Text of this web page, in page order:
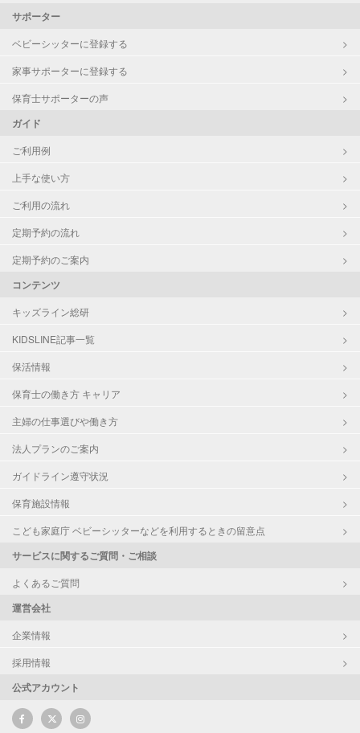
サポーター
ベビーシッターに登録する
家事サポーターに登録する
保育士サポーターの声
ガイド
ご利用例
上手な使い方
ご利用の流れ
定期予約の流れ
定期予約のご案内
コンテンツ
キッズライン総研
KIDSLINE記事一覧
保活情報
保育士の働き方 キャリア
主婦の仕事選びや働き方
法人プランのご案内
ガイドライン遵守状況
保育施設情報
こども家庭庁 ベビーシッターなどを利用するときの留意点
サービスに関するご質問・ご相談
よくあるご質問
運営会社
企業情報
採用情報
公式アカウント